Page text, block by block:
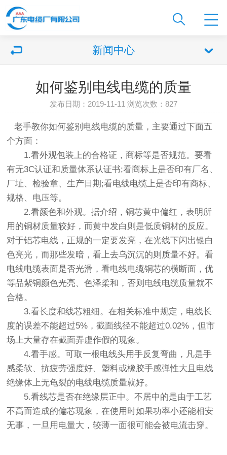
新闻中心
如何鉴别电线电缆的质量
发布日期：2019-11-11 浏览次数： 827
老手教你如何鉴别电线电缆的质量，主要通过下面五
个方面：
1.看外观包装上的合格证，商标等是否规范。要看
有无3C认证和质量体系认证书;看商标上是否印有厂名、
厂址、检验章、生产日期;看电线电缆上是否印有商标、
规格、电压等。
2.看颜色和外观。据介绍，铜芯黄中偏红，表明所
用的铜材质量较好，而黄中发白则是低质铜材的反应。
对于铝芯电线，正规的一定要发亮，在光线下闪出银白
色亮光，而那些发暗，看上去乌沉沉的则质量不好。看
电线电缆表面是否光滑，看电线电缆铜芯的横断面，优
等品紫铜颜色光亮、色泽柔和，否则电线电缆质量就不
合格。
3.看长度和线芯粗细。在相关标准中规定，电线长
度的误差不能超过5%，截面线径不能超过0.02%，但市
场上大量存在截面弄虚作假的现象。
4.看手感。可取一根电线头用手反复弯曲，凡是手
感柔软、抗疲劳强度好、塑料或橡胶手感弹性大且电线
绝缘体上无龟裂的电线电缆质量就好。
5.看线芯是否在绝缘层正中。不居中的是由于工艺
不高而造成的偏芯现象，在使用时如果功率小还能相安
无事，一旦用电量大，较薄一面很可能会被电流击穿。